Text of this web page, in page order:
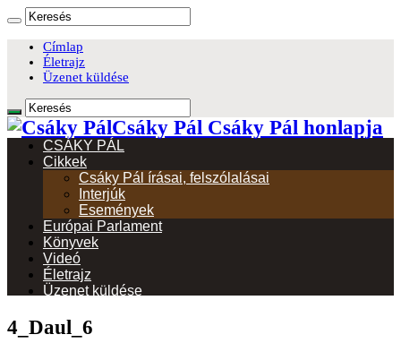
Címlap
Életrajz
Üzenet küldése
Csáky Pál Csáky Pál honlapja
CSÁKY PÁL
Cikkek
Csáky Pál írásai, felszólalásai
Interjúk
Események
Európai Parlament
Könyvek
Videó
Életrajz
Üzenet küldése
4_Daul_6